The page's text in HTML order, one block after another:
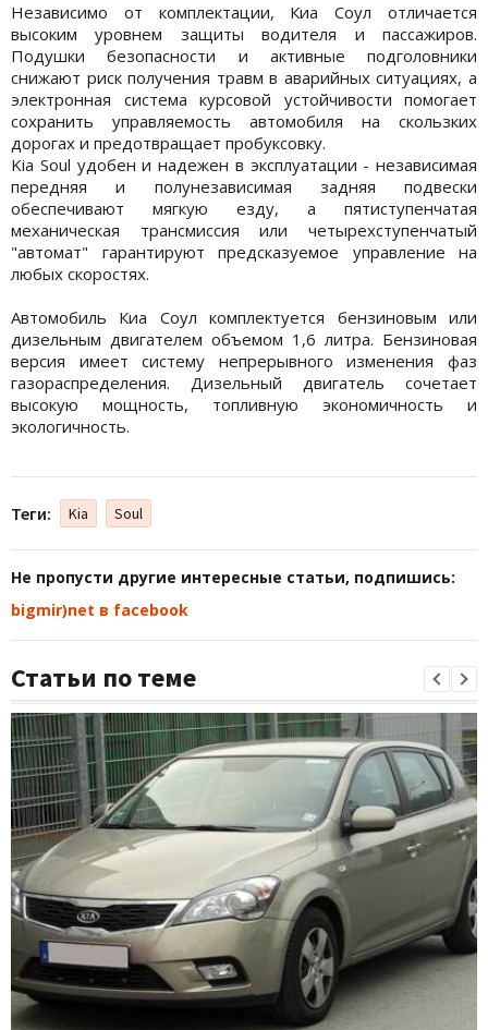
Независимо от комплектации, Киа Соул отличается
высоким уровнем защиты водителя и пассажиров.
Подушки безопасности и активные подголовники
снижают риск получения травм в аварийных ситуациях, а
электронная система курсовой устойчивости помогает
сохранить управляемость автомобиля на скользких
дорогах и предотвращает пробуксовку.
Kia Soul удобен и надежен в эксплуатации - независимая
передняя и полунезависимая задняя подвески
обеспечивают мягкую езду, а пятиступенчатая
механическая трансмиссия или четырехступенчатый
"автомат" гарантируют предсказуемое управление на
любых скоростях.
Автомобиль Киа Соул комплектуется бензиновым или
дизельным двигателем объемом 1,6 литра. Бензиновая
версия имеет систему непрерывного изменения фаз
газораспределения. Дизельный двигатель сочетает
высокую мощность, топливную экономичность и
экологичность.
Теги: Kia Soul
Не пропусти другие интересные статьи, подпишись:
bigmir)net в facebook
Статьи по теме